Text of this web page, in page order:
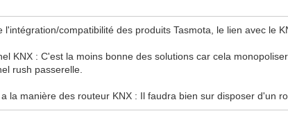
l'intégration/compatibilité des produits Tasmota, le lien avec le
KNX : C'est la moins bonne des solutions car cela
rush passerelle.
la manière des routeur KNX : Il faudra bien sur disposer d'un